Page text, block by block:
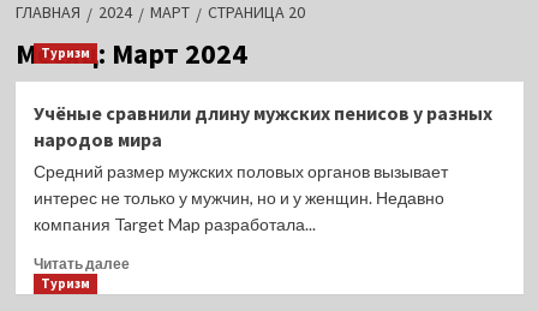
ГЛАВНАЯ 2024 МАРТ СТРАНИЦА 20
Месяц: Март 2024
Туризм
Учёные сравнили длину мужских пенисов у разных
народов мира
Средний размер мужских половых органов вызывает
интерес не только у мужчин, но и у женщин. Недавно
компания Target Map разработала...
Читать далееПрочитать
Туризм